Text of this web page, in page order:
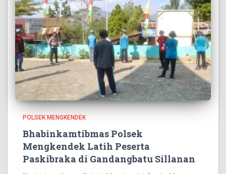
POLSEK MENGKENDEK
Bhabinkamtibmas Polsek
Mengkendek Latih Peserta
Paskibraka di Gandangbatu Sillanan